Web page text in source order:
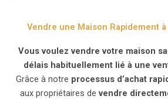
Vendre une Maison Rapidement
Vous voulez vendre votre maison
délais habituellement lié à une
Grâce à notre processus d’achat
aux propriétaires de vendre